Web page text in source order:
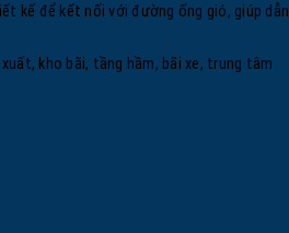
kế để kết nối với đường ống gió, giúp dẫn
kho bãi, tầng hầm, bãi xe, trung tâm